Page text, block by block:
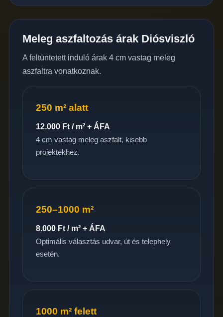
Meleg aszfaltozás árak Diósviszló
A feltüntetett induló árak 4 cm vastag meleg
aszfaltra vonatkoznak.
250 m² alatt
12.000 Ft / m² + ÁFA
4 cm vastag meleg aszfalt, kisebb
projektekhez.
250–1000 m²
8.000 Ft / m² + ÁFA
Optimális választás udvar, út és telephely
esetén.
1000 m² felett